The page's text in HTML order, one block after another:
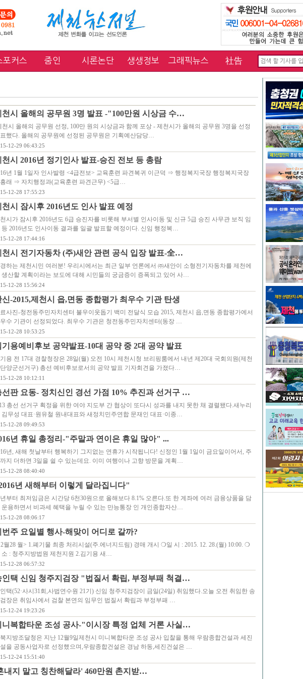
포커스 줌인 시론논단 생생정보 그래픽뉴스 社告
천시 올해의 공무원 3명 발표 -"100만원 시상금 수…
천시 올해의 공무원 선정, 100만 원의 시상금과 함께 포상 - 제천시가 올해의 공무원 3명을 선정
했다. 올해의 공무원에 선정된 공무원은 기획예산담당…
12-29 06:43:25
천시 2016년 정기인사 발표-승진 전보 등 총람
년 1월 1일자 인사발령 <4급전보> 교육훈련 파견복귀 이근덕 ⇒ 행정복지국장 행정복지국장
래 ⇒ 자치행정과(교육훈련 파견근무) <5급…
12-28 17:55:23
천시 잠시후 2016년도 인사 발표 예정
시가 잠시후 2016년도 6급 승진자를 비롯해 부서별 인사이동 및 신규 5급 승진 사무관 보직 임
등 2016년도 인사이동 결과를 일괄 발표할 예정이다. 신임 행정복…
12-28 17:44:16
천시 전기자동차 (주)새안 관련 공식 입장 발표-全…
하는 제천시민 여러분! 우리시에서는 최근 일부 언론에서 ㈜새안이 소형전기자동차를 제천에
생산할 계획이라는 보도에 대해 시민들의 궁금증이 증폭되고 있어 사…
12-28 15:56:24
신-2015,제천시 읍,면동 종합평가 최우수 기관 탄생
사진-청전동주민자치센터 불우이웃돕기 백미 전달식 모습 2015, 제천시 읍,면동 종합평가에서
수 기관이 선정되었다. 최우수 기관은 청전동주민자치센터(동장 …
12-28 10:53:25
기용예비후보 공약발표-10대 공약 중 2대 공약 발표
용 전 17대 경찰청장은 28일(월) 오전 10시 제천시청 브리핑룸에서 내년 제20대 국회의원(제천
양군선거구) 총선 예비후보로서의 공약 발표 기자회견을 가졌다…
12-28 10:12:11
선판 요동- 정치신인 경선 가점 10% 추진과 선거구 …
총선 선거구 획정을 위한 여야 지도부 간 협상이 또다시 성과를 내지 못한 채 결렬됐다.새누리
김무성 대표·원유철 원내대표와 새정치민주연합 문재인 대표·이종…
12-28 09:49:53
년 휴일 총정리-"주말과 연이은 휴일 많아" ...
년, 새해 첫날부터 행복하기 그지없는 연휴가 시작됩니다! 신정인 1월 1일이 금요일이어서, 주
지 더하면 3일을 쉴 수 있는데요. 이미 여행이나 고향 방문을 계획…
12-28 08:40:40
년 새해부터 이렇게 달라집니다"
부터 최저임금은 시간당 6천30원으로 올해보다 8.1% 오른다.또 한 계좌에 여러 금융상품을 담
운용하면서 비과세 혜택을 누릴 수 있는 만능통장 인 개인종합자산…
12-28 08:06:17
번주 요일별 행사-해맞이 어디로 갈까?
월28 월> 1.폐기물 최종 처리시설(주.에너지드림) 경매 개시 ❍일 시 : 2015. 12. 28.(월) 10:00. ❍
소 : 청주지방법원 제천지원 2.김기용 새…
12-28 06:57:32
인택 신임 청주지검장 "법질서 확립, 부정부패 척결…
택(52·사시31회,사법연수원 21기) 신임 청주지검장이 금일(24일) 취임했다.오늘 오전 취임한 송
장은 취임사에서 검찰 본연의 임무인 법질서 확립과 부정부패 …
12-24 19:23:26
니복합타운 조성 공사-"이시장 특정 업체 거론 사실…
지방조달청은 지난 12월9일제천시 미니복합타운 조성 공사 입찰을 통해 우람종합건설과 세진
을 공동사업자로 선정했으며,우람종합건설은 경남 하동,세진건설은 …
12-24 15:51:40
내지 말고 칭찬해달라' 460만원 촌지받…